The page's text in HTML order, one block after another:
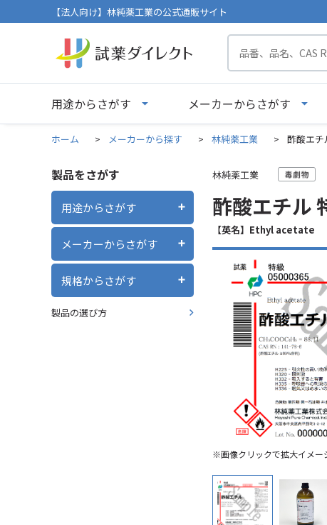
【法人向け】林純薬工業の公式通販サイト
用途からさがす メーカーからさがす
ホーム > メーカーから探す > 林純薬工業 > 酢酸エチ
製品をさがす
用途からさがす
メーカーからさがす
規格からさがす
製品の選び方
林純薬工業
酢酸エチル
【英名】Ethyl acetate
※画像クリックで拡大イメー